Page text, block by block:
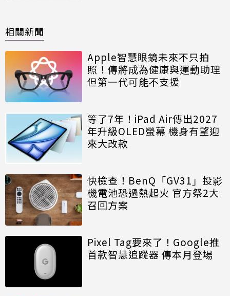
相關新聞
Apple智慧眼鏡未來不只拍
照！傳將成為健康與運動助理
但第一代可能不支援
等了7年！iPad Air傳出2027
年升級OLED螢幕 機身有望迎
來大改款
快檢查！BenQ「GV31」投影
機電池恐過熱起火 官方祭2大
召回方案
Pixel Tag要來了！Google推
首款智慧追蹤器 傳本月登場